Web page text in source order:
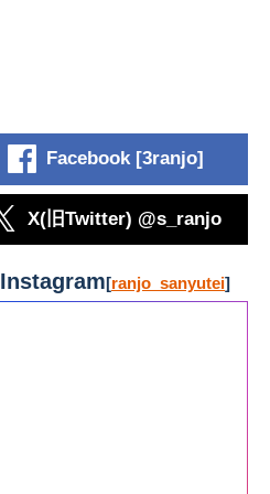
Facebook [3ranjo]
X(旧Twitter) @s_ranjo
Instagram[ranjo_sanyutei]